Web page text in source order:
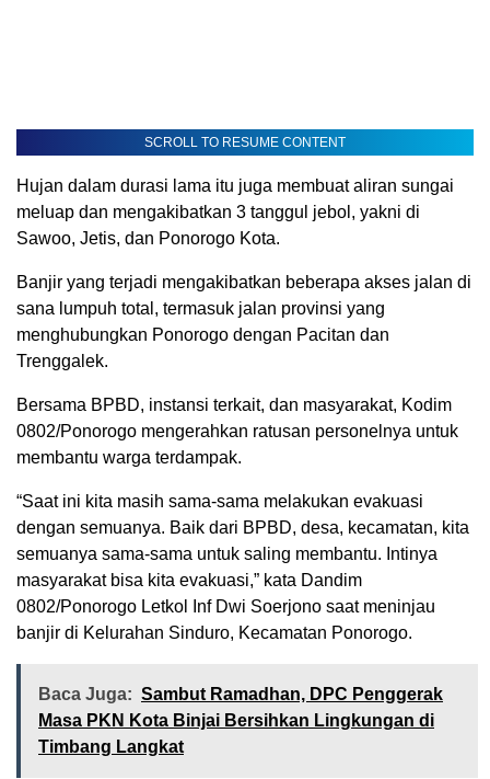
SCROLL TO RESUME CONTENT
Hujan dalam durasi lama itu juga membuat aliran sungai
meluap dan mengakibatkan 3 tanggul jebol, yakni di
Sawoo, Jetis, dan Ponorogo Kota.
Banjir yang terjadi mengakibatkan beberapa akses jalan di
sana lumpuh total, termasuk jalan provinsi yang
menghubungkan Ponorogo dengan Pacitan dan
Trenggalek.
Bersama BPBD, instansi terkait, dan masyarakat, Kodim
0802/Ponorogo mengerahkan ratusan personelnya untuk
membantu warga terdampak.
“Saat ini kita masih sama-sama melakukan evakuasi
dengan semuanya. Baik dari BPBD, desa, kecamatan, kita
semuanya sama-sama untuk saling membantu. Intinya
masyarakat bisa kita evakuasi,” kata Dandim
0802/Ponorogo Letkol Inf Dwi Soerjono saat meninjau
banjir di Kelurahan Sinduro, Kecamatan Ponorogo.
Baca Juga: Sambut Ramadhan, DPC Penggerak
Masa PKN Kota Binjai Bersihkan Lingkungan di
Timbang Langkat